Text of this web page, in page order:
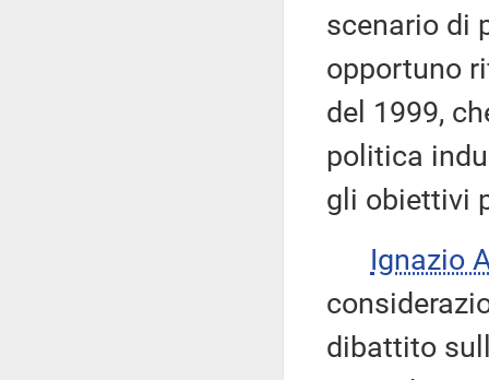
scenario di
opportuno
del 1999,
politica
gli obiettivi
Ignazio
dibattito